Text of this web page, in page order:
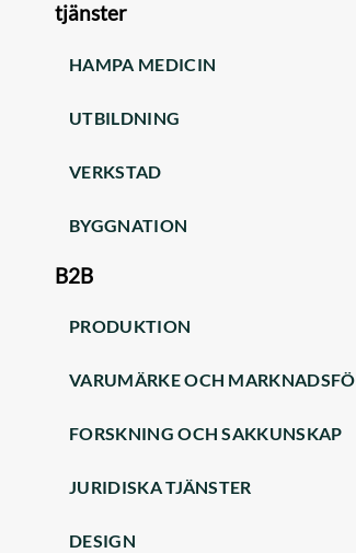
tjänster
HAMPA MEDICIN
UTBILDNING
VERKSTAD
BYGGNATION
B2B
PRODUKTION
VARUMÄRKE OCH
FORSKNING OCH SAKKUNSKAP
JURIDISKA TJÄNSTER
DESIGN